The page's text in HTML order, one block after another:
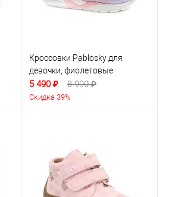
Кроссовки Pablosky для
девочки, фиолетовые
5 490 ₽ 8 990 ₽
Скидка 39%